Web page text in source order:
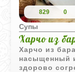
829 0
Супы
Харчо из
Харчо из
насыщенный
здорово